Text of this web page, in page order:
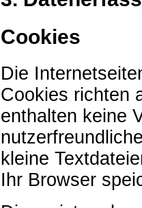
Cookies
Die
Cookies richten
enthalten keine
kleine
Ihr Browser